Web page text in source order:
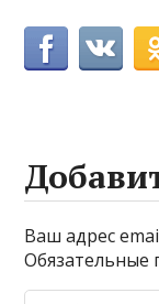
Ваш адрес